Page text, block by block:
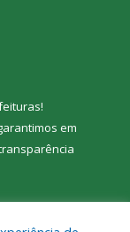
!
em